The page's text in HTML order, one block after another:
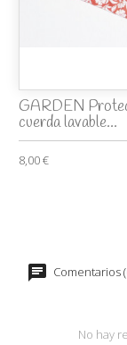
GARDEN
cuerda lavable...
8,00 €
Comentarios
No hay